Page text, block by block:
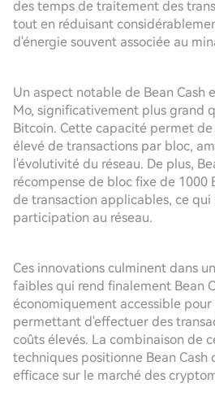
des temps de traitement des
tout en réduisant
d'énergie souvent associée au
Un aspect notable de Bean Cash
Mo, significativement plus grand
Bitcoin. Cette capacité permet
élevé de transactions par bloc,
l'évolutivité du réseau. De plus,
récompense de bloc fixe de 1000
de transaction applicables, ce qui
participation au réseau.
Ces innovations culminent dans
faibles qui rend finalement Bean
économiquement accessible
permettant d'effectuer des
coûts élevés. La combinaison de
techniques positionne Bean
efficace sur le marché des